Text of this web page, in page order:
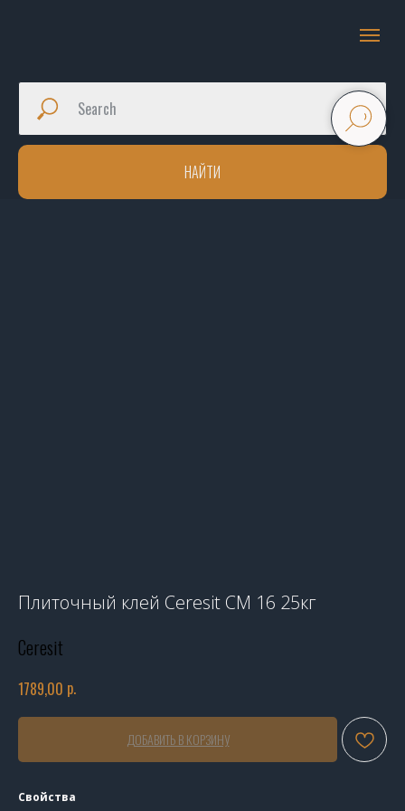
НАЙТИ
Плиточный клей Ceresit CM 16 25кг
Ceresit
1789,00 р.
ДОБАВИТЬ В КОРЗИНУ
Свойства